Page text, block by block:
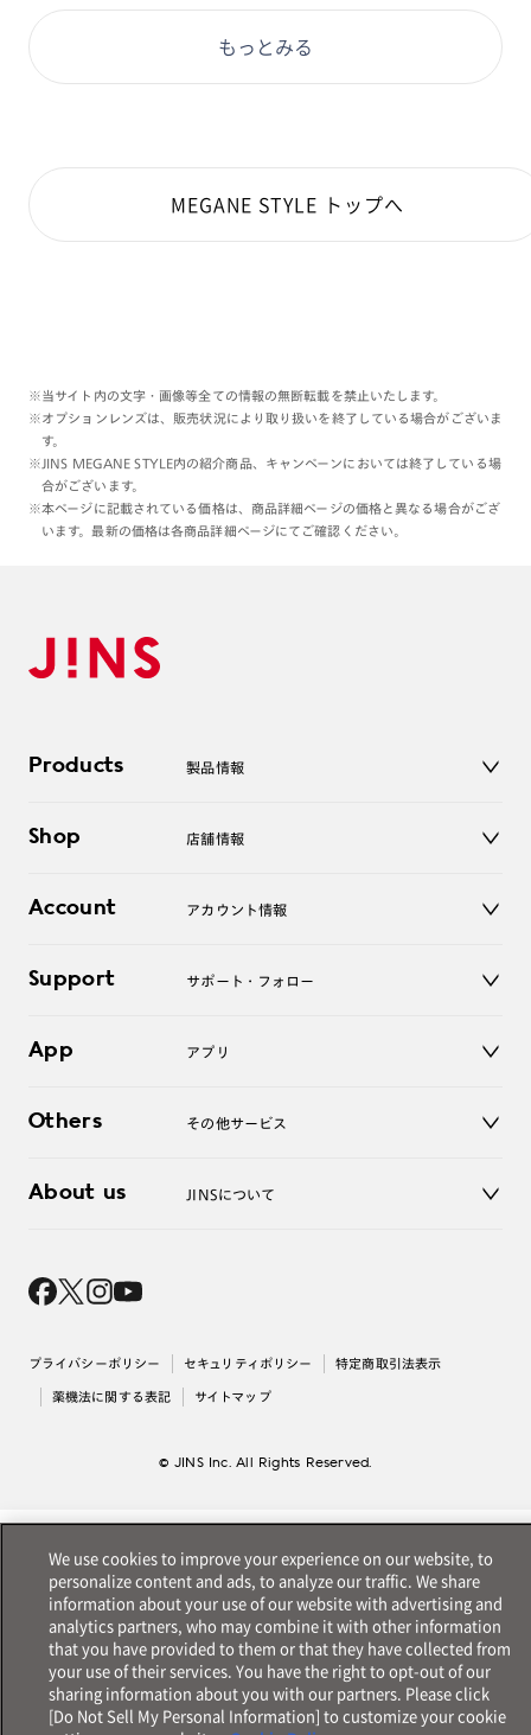
もっとみる
MEGANE STYLE トップへ
※当サイト内の文字・画像等全ての情報の無断転載を禁止いたします。
※オプションレンズは、販売状況により取り扱いを終了している場合がございま
す。
※JINS MEGANE STYLE内の紹介商品、キャンペーンにおいては終了している場
合がございます。
※本ページに記載されている価格は、商品詳細ページの価格と異なる場合がござ
います。最新の価格は各商品詳細ページにてご確認ください。
Products 製品情報
サングラス
コンタクトレンズ
アクセサリー
Shop 店舗情報
オンラインショップ
Account アカウント情報
ログアウト
Support サポート・フォロー
よくあるご質問
お問い合わせ
App アプリ
Others その他サービス
レンズ交換
About us JINSについて
採用情報
出店について
プライバシーポリシー セキュリティポリシー 特定商取引法表示
薬機法に関する表記 サイトマップ
© JINS Inc. All Rights Reserved.
We use cookies to improve your experience on our website, to
personalize content and ads, to analyze our traffic. We share
information about your use of our website with advertising and
analytics partners, who may combine it with other information
that you have provided to them or that they have collected from
your use of their services. You have the right to opt-out of our
sharing information about you with our partners. Please click
[Do Not Sell My Personal Information] to customize your cookie